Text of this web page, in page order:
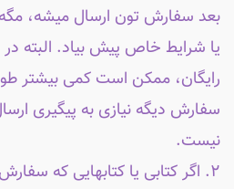
بعد سفارش تون ارسال میشه،
یا شرایط خاص پیش بیاد. البته
رایگان، ممکن است کمی بیشتر
سفارش دیگه نیازی به پیگیری
نیست.
۲. اگر کتابی یا کتابهایی که